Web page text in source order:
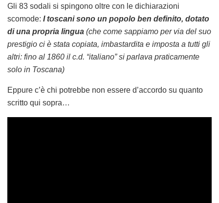
Gli 83 sodali si spingono oltre con le dichiarazioni
scomode: I toscani sono un popolo ben definito, dotato
di una propria lingua (che come sappiamo per via del suo
prestigio ci è stata copiata, imbastardita e imposta a tutti gli
altri: fino al 1860 il c.d. “italiano” si parlava praticamente
solo in Toscana)
Eppure c’è chi potrebbe non essere d’accordo su quanto
scritto qui sopra…